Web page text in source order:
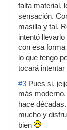
falta material,
sensación.
masilla y tal.
intentó
con esa forma
lo que tengo
tocará intentar
#3 Pues si,
más
hace
mucho y
bien